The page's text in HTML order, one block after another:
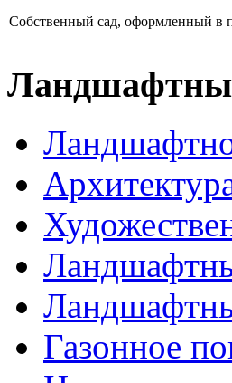
Собственный сад, оформленный в
Газонное